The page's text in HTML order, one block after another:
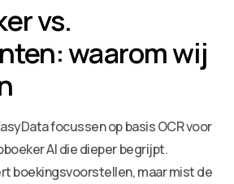
vs.
waarom wij
focussen op basis OCR voor
AI die dieper begrijpt.
boekingsvoorstellen, maar mist de